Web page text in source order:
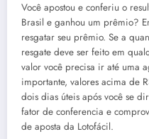
Você apostou e conferiu o
Brasil e ganhou um prêmio?
resgatar seu prêmio. Se a
resgate deve ser feito em
valor você precisa ir até uma
importante, valores acima de
dois dias úteis após você se
fator de conferencia e
de aposta da Lotofácil.